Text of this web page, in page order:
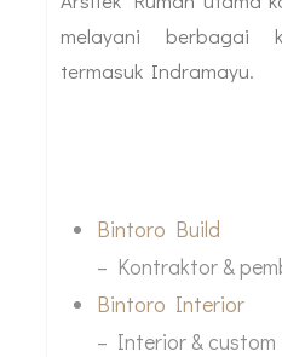
melayani berbagai
termasuk Indramayu.
Bintoro Build
– Kontraktor &
Bintoro Interior
– Interior &